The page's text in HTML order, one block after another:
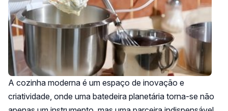
A cozinha moderna é um espaço de inovação e
criatividade, onde uma batedeira planetária torna-se não